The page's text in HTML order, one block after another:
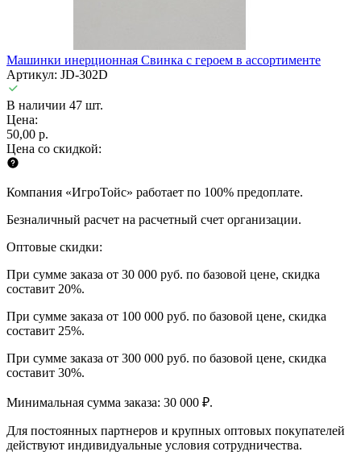
Машинки инерционная Свинка с героем в ассортименте
Артикул: JD-302D
В наличии 47 шт.
Цена:
50,00 р.
Цена со скидкой:
Компания «ИгроТойс» работает по 100% предоплате.
Безналичный расчет на расчетный счет организации.
Оптовые скидки:
При сумме заказа от 30 000 руб. по базовой цене, скидка
составит 20%.
При сумме заказа от 100 000 руб. по базовой цене, скидка
составит 25%.
При сумме заказа от 300 000 руб. по базовой цене, скидка
составит 30%.
Минимальная сумма заказа: 30 000 ₽.
Для постоянных партнеров и крупных оптовых покупателей
действуют индивидуальные условия сотрудничества.